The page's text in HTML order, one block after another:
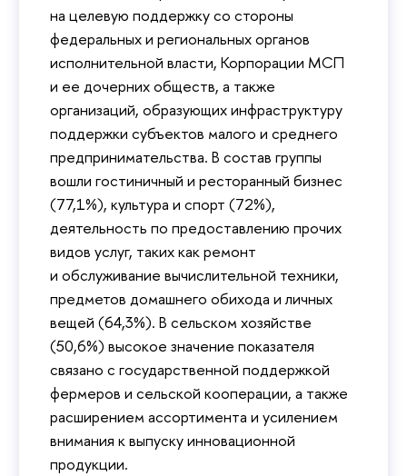
на целевую поддержку со стороны
федеральных и региональных органов
исполнительной власти, Корпорации МСП
и ее дочерних обществ, а также
организаций, образующих инфраструктуру
поддержки субъектов малого и среднего
предпринимательства. В состав группы
вошли гостиничный и ресторанный бизнес
(77,1%), культура и спорт (72%),
деятельность по предоставлению прочих
видов услуг, таких как ремонт
и обслуживание вычислительной техники,
предметов домашнего обихода и личных
вещей (64,3%). В сельском хозяйстве
(50,6%) высокое значение показателя
связано с государственной поддержкой
фермеров и сельской кооперации, а также
расширением ассортимента и усилением
внимания к выпуску инновационной
продукции.